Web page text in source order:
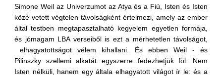
Simone Weil az Univerzumot az Atya és a Fiú, Isten és Isten
közé vetett végtelen távolságként értelmezi, amely az ember
által testben megtapasztalható kegyelem egyetlen formája,
és jómagam LBA verseiből is ezt a mérhetetlen távolságot,
elhagyatottságot vélem kihallani. És ebben Weil - és
Pilinszky szellemi alkatát egyszerre fedezhetjük föl. Nem
Isten nélküli, hanem egy általa elhagyatott világot ír le: és a